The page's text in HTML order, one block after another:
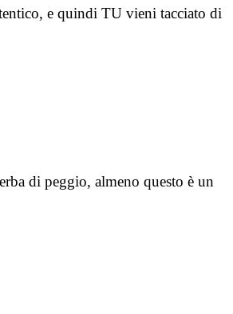
e quindi TU vieni tacciato di
di peggio, almeno questo è un